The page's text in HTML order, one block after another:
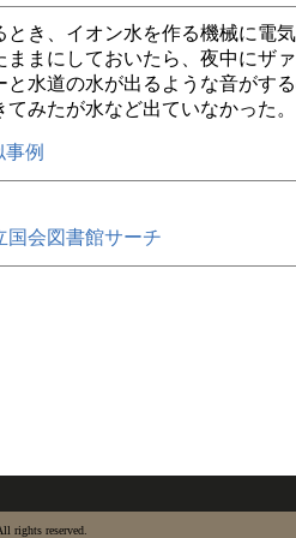
とき、イオン水を作る機械に電
ままにしておいたら、夜中にザ
と水道の水が出るような音がす
てみたが水など出ていなかった。
事例
国会図書館サーチ
rights reserved.